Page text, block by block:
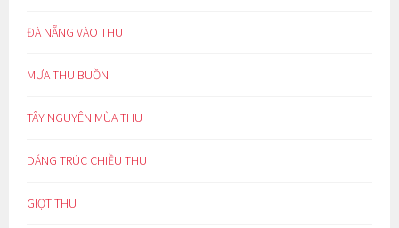
ĐÀ NẴNG VÀO THU
MƯA THU BUỒN
TÂY NGUYÊN MÙA THU
DÁNG TRÚC CHIỀU THU
GIỌT THU